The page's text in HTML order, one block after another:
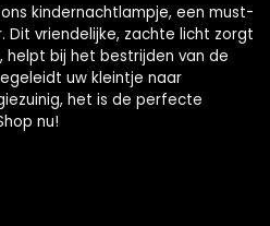
kindernachtlampje, een must-
Dit vriendelijke, zachte licht zorgt
helpt bij het bestrijden van de
uw kleintje naar
het is de perfecte
nu!